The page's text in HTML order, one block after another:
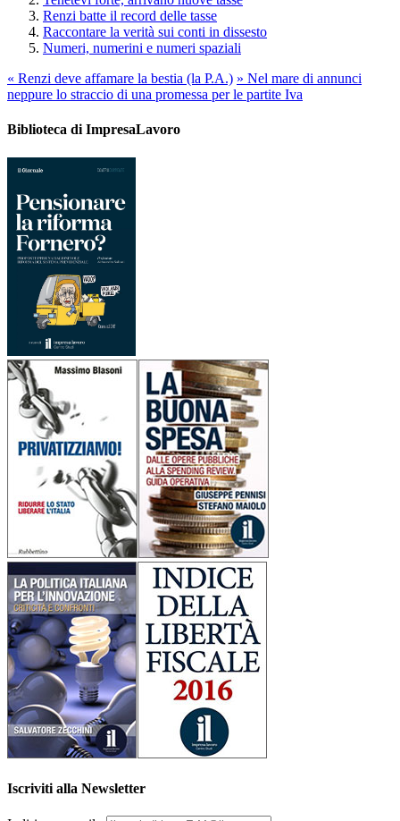
Renzi batte il record delle tasse
Raccontare la verità sui conti in dissesto
Numeri, numerini e numeri spaziali
« Renzi deve affamare la bestia (la P.A.) » Nel mare di annunci
neppure lo straccio di una promessa per le partite Iva
Biblioteca di ImpresaLavoro
Iscriviti alla Newsletter